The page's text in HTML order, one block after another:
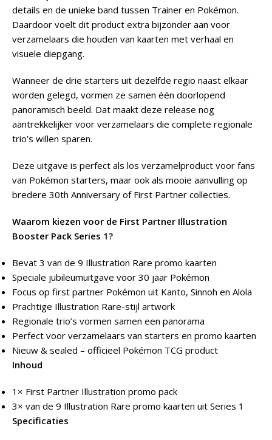
details en de unieke band tussen Trainer en Pokémon.
Daardoor voelt dit product extra bijzonder aan voor
verzamelaars die houden van kaarten met verhaal en
visuele diepgang.
Wanneer de drie starters uit dezelfde regio naast elkaar
worden gelegd, vormen ze samen één doorlopend
panoramisch beeld. Dat maakt deze release nog
aantrekkelijker voor verzamelaars die complete regionale
trio’s willen sparen.
Deze uitgave is perfect als los verzamelproduct voor fans
van Pokémon starters, maar ook als mooie aanvulling op
bredere 30th Anniversary of First Partner collecties.
Waarom kiezen voor de First Partner Illustration
Booster Pack Series 1?
Bevat 3 van de 9 Illustration Rare promo kaarten
Speciale jubileumuitgave voor 30 jaar Pokémon
Focus op first partner Pokémon uit Kanto, Sinnoh en Alola
Prachtige Illustration Rare-stijl artwork
Regionale trio’s vormen samen een panorama
Perfect voor verzamelaars van starters en promo kaarten
Nieuw & sealed – officieel Pokémon TCG product
Inhoud
1× First Partner Illustration promo pack
3× van de 9 Illustration Rare promo kaarten uit Series 1
Specificaties